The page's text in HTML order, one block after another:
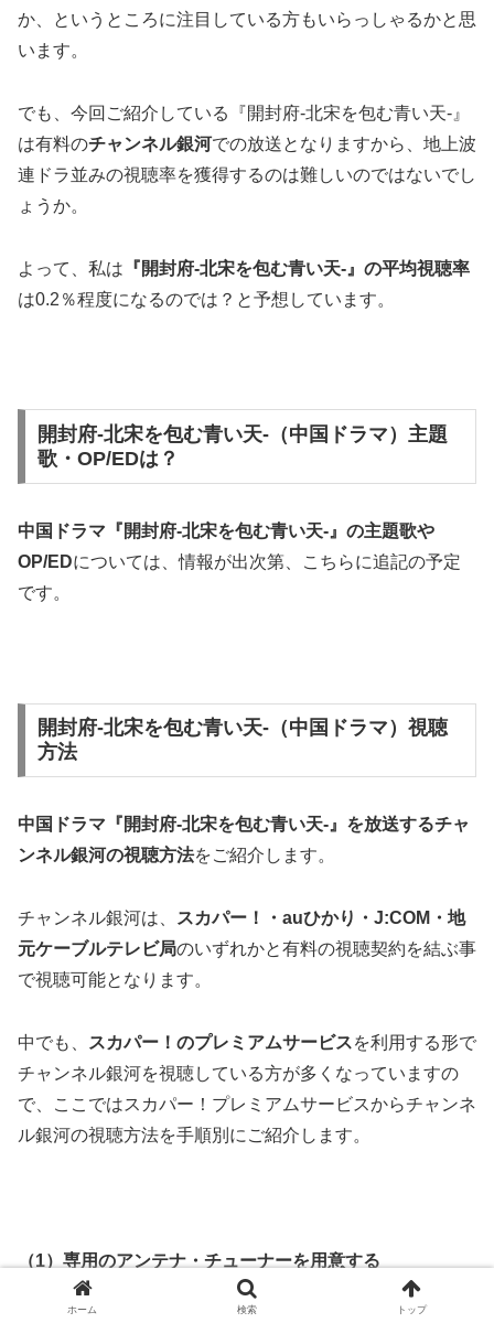
か、というところに注目している方もいらっしゃるかと思
います。
でも、今回ご紹介している『開封府-北宋を包む青い天-』
は有料のチャンネル銀河での放送となりますから、地上波
連ドラ並みの視聴率を獲得するのは難しいのではないでし
ょうか。
よって、私は 『開封府-北宋を包む青い天-』の平均視聴率
は0.2％程度になるのでは？と予想しています。
開封府-北宋を包む青い天-（中国ドラマ）主題
歌・OP/EDは？
中国ドラマ『開封府-北宋を包む青い天-』の主題歌や
OP/EDについては、情報が出次第、こちらに追記の予定
です。
開封府-北宋を包む青い天-（中国ドラマ）視聴
方法
中国ドラマ『開封府-北宋を包む青い天-』を放送するチャ
ンネル銀河の視聴方法をご紹介します。
チャンネル銀河は、
スカパー！・auひかり・J:COM・地
元ケーブルテレビ局のいずれかと有料の視聴契約を結ぶ事
で視聴可能となります。
中でも、 スカパー！のプレミアムサービスを利用する形で
チャンネル銀河を視聴している方が多くなっていますの
で、ここではスカパー！プレミアムサービスからチャンネ
ル銀河の視聴方法を手順別にご紹介します。
（1）専用のアンテナ・チューナーを用意する
ホーム 検索 トップ